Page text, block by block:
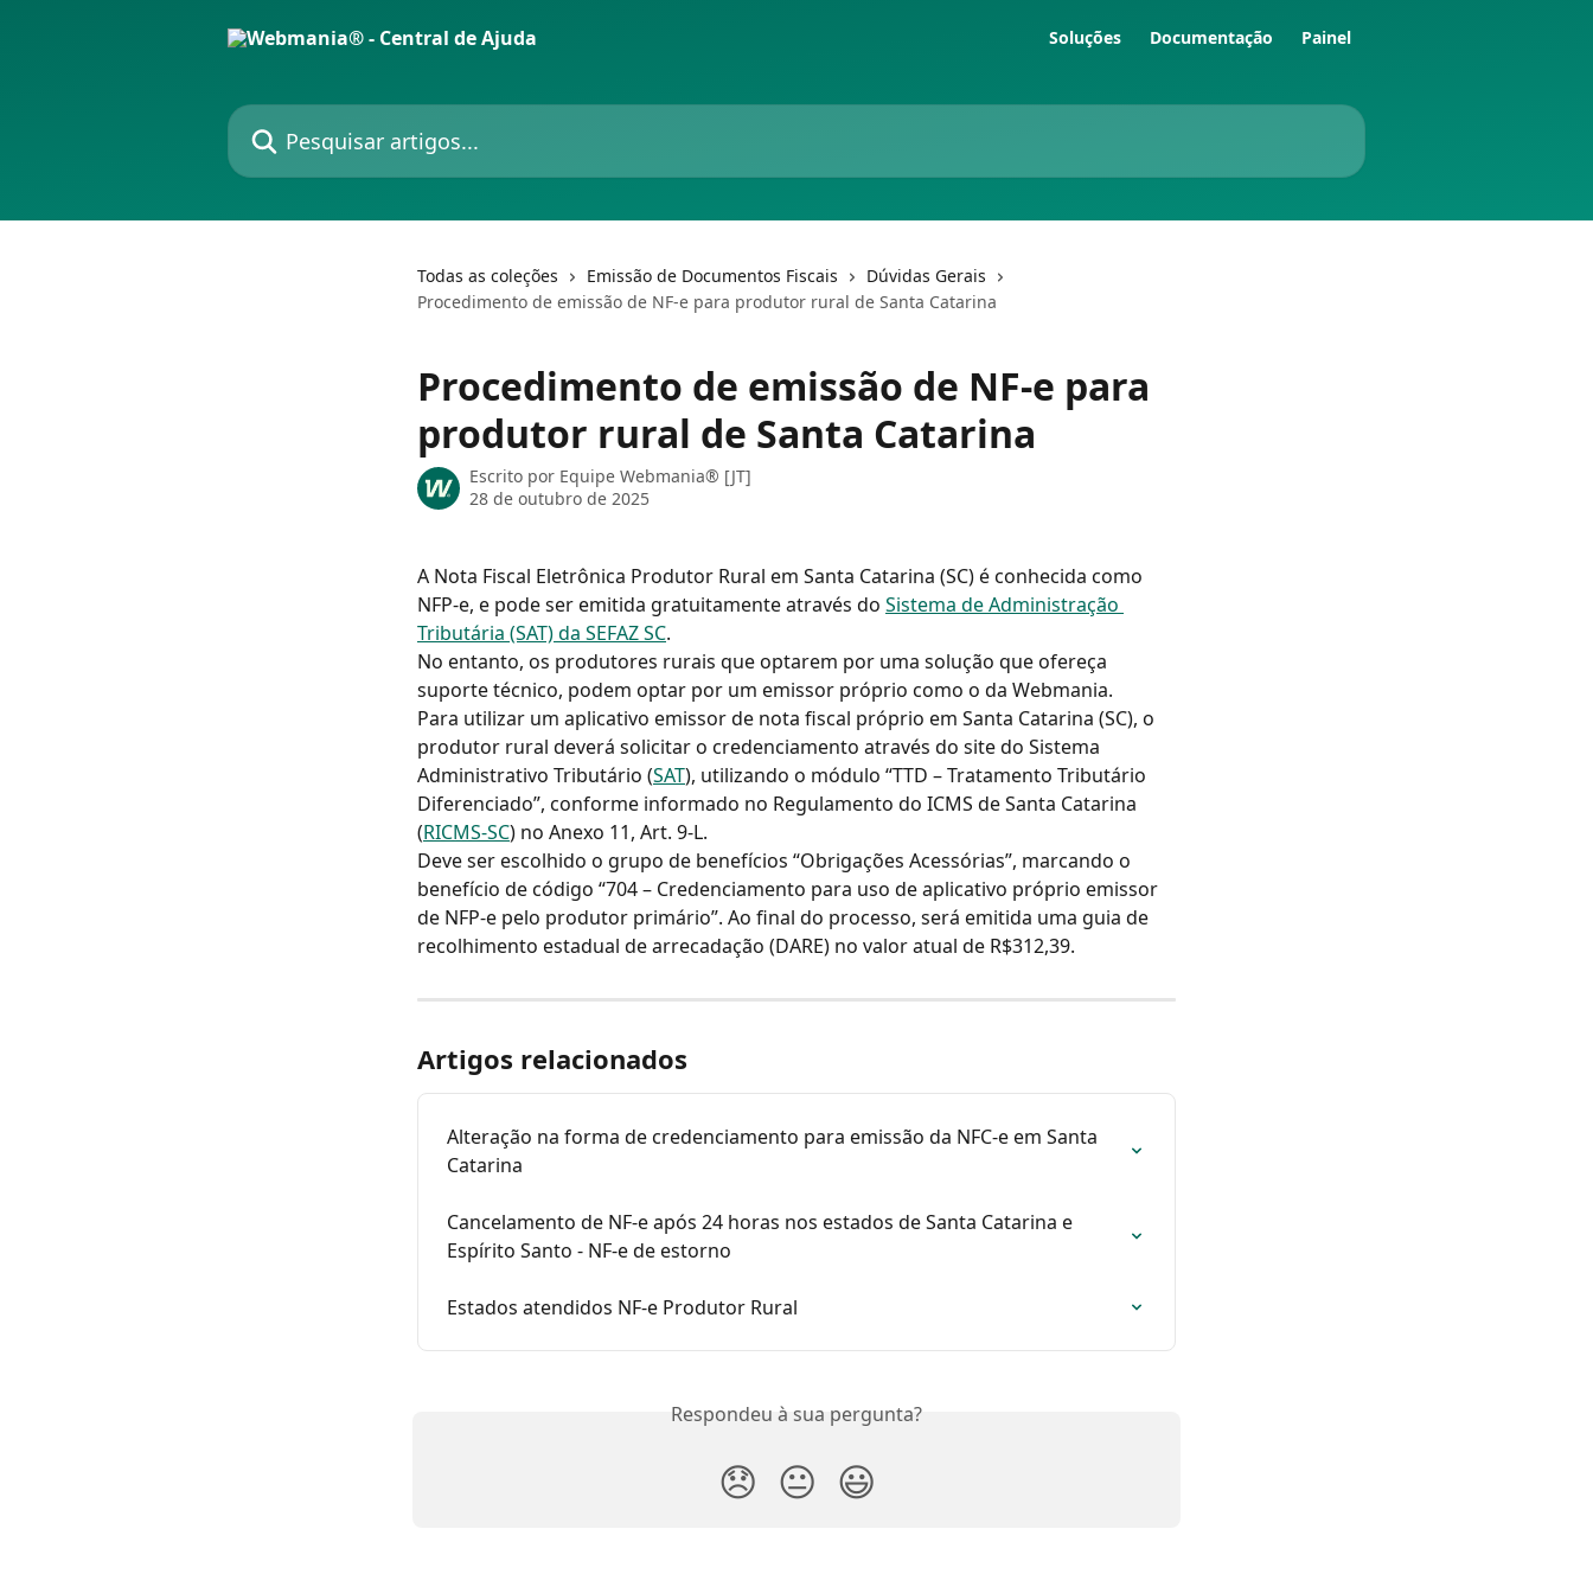
Soluções Documentação Painel
Pesquisar artigos...
Todas as coleções Emissão de Documentos Fiscais
Dúvidas Gerais
Procedimento de emissão de NF-e para produtor rural de Santa Catarina
Procedimento de emissão de NF-e para
produtor rural de Santa Catarina
Escrito por Equipe Webmania® [JT]
28 de outubro de 2025
A Nota Fiscal Eletrônica Produtor Rural em Santa Catarina (SC) é conhecida como
NFP-e, e pode ser emitida gratuitamente através do Sistema de Administração
Tributária (SAT) da SEFAZ SC.
No entanto, os produtores rurais que optarem por uma solução que ofereça
suporte técnico, podem optar por um emissor próprio como o da Webmania.
Para utilizar um aplicativo emissor de nota fiscal próprio em Santa Catarina (SC), o
produtor rural deverá solicitar o credenciamento através do site do Sistema
Administrativo Tributário (SAT), utilizando o módulo “TTD – Tratamento Tributário
Diferenciado”, conforme informado no Regulamento do ICMS de Santa Catarina
(RICMS-SC) no Anexo 11, Art. 9-L.
Deve ser escolhido o grupo de benefícios “Obrigações Acessórias”, marcando o
benefício de código “704 – Credenciamento para uso de aplicativo próprio emissor
de NFP-e pelo produtor primário”. Ao final do processo, será emitida uma guia de
recolhimento estadual de arrecadação (DARE) no valor atual de R$312,39.
Artigos relacionados
Alteração na forma de credenciamento para emissão da NFC-e em Santa
Catarina
Cancelamento de NF-e após 24 horas nos estados de Santa Catarina e
Espírito Santo - NF-e de estorno
Estados atendidos NF-e Produtor Rural
Respondeu à sua pergunta?
😞 😐 😃